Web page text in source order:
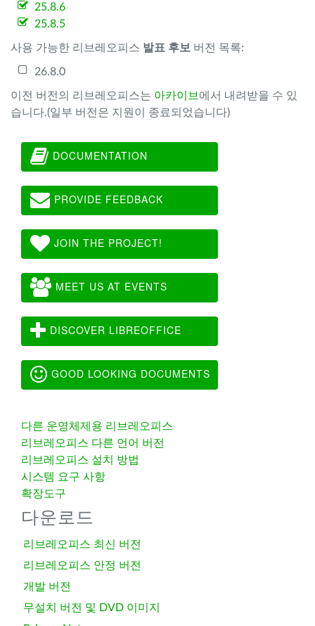
25.8.6
25.8.5
사용 가능한 리브레오피스 발표 후보 버전 목록:
26.8.0
이전 버전의 리브레오피스는 아카이브 에서 내려받을 수 있
습니다.(일부 버전은 지원이 종료되었습니다)
DOCUMENTATION
PROVIDE FEEDBACK
JOIN THE PROJECT!
MEET US AT EVENTS
DISCOVER LIBREOFFICE
GOOD LOOKING DOCUMENTS
다른 운영체제용 리브레오피스
리브레오피스 다른 언어 버전
리브레오피스 설치 방법
시스템 요구 사항
확장도구
다운로드
리브레오피스 최신 버전
리브레오피스 안정 버전
개발 버전
무설치 버전 및 DVD 이미지